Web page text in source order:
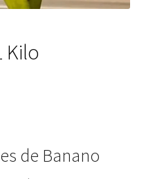
Kilo
de Banano